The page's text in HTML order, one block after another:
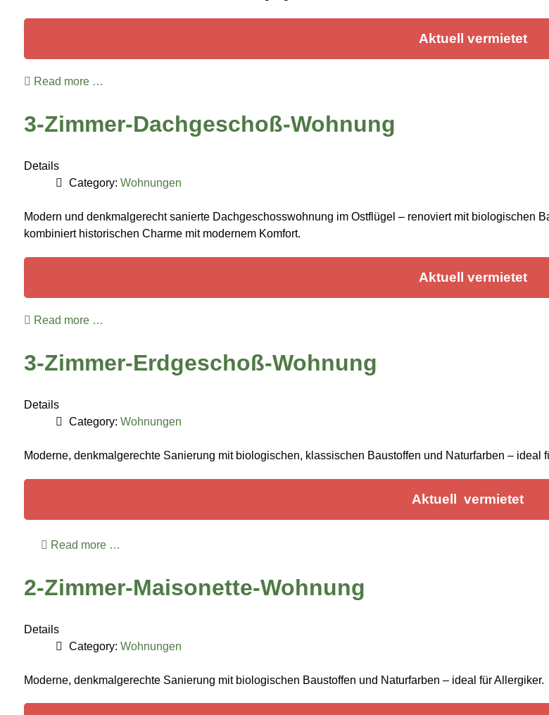
Aktuell vermietet
Read more …
3-Zimmer-Dachgeschoß-Wohnung
Details
Category: Wohnungen
Modern und denkmalgerecht sanierte Dachgeschosswohnung im Ostflügel – renoviert mit biologischen
kombiniert historischen Charme mit modernem Komfort.
Aktuell vermietet
Read more …
3-Zimmer-Erdgeschoß-Wohnung
Details
Category: Wohnungen
Moderne, denkmalgerechte Sanierung mit biologischen, klassischen Baustoffen und Naturfarben – ideal
Aktuell vermietet
Read more …
2-Zimmer-Maisonette-Wohnung
Details
Category: Wohnungen
Moderne, denkmalgerechte Sanierung mit biologischen Baustoffen und Naturfarben – ideal für Allergiker.